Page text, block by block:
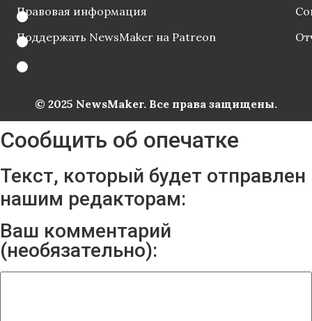
Правовая информация
Поддержать NewsMaker на Patreon
© 2025 NewsMaker. Все права защищены.
Сообщить об опечатке
Текст, который будет отправлен
нашим редакторам:
Ваш комментарий
(необязательно):